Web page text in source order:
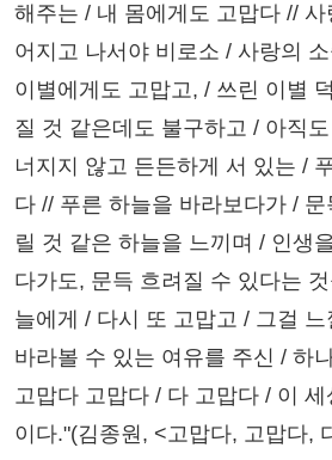
해주는 / 내 몸에게도 고맙다 // 사
어지고 나서야 비로소 / 사랑의
이별에게도 고맙고, / 쓰린 이별
질 것 같은데도 불구하고 / 아직
너지지 않고 든든하게 서 있는 /
다 // 푸른 하늘을 바라보다가 / 문
릴 것 같은 하늘을 느끼며 / 인생
다가도, 문득 흐려질 수 있다는
늘에게 / 다시 또 고맙고 / 그걸
바라볼 수 있는 여유를 주신 / 하
고맙다 고맙다 / 다 고맙다 / 이
이다."(김종원, <고맙다, 고맙다,